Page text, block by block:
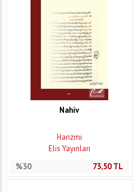
Nahiv
Harizmi
Elis Yayınları
%30
73,50TL